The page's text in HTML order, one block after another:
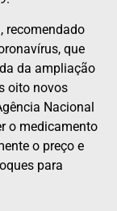
recomendado
que
da ampliação
oito novos
Nacional
o medicamento
o preço e
para